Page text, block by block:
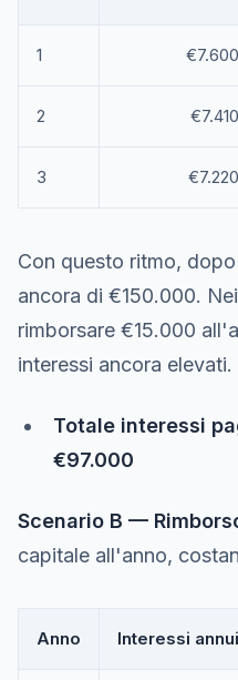
1 €7.600
2 €7.410
3 €7.220
Con questo ritmo,
ancora di €150.000.
rimborsare €15.000
interessi ancora elevati.
Totale interessi
€97.000
Scenario B —
capitale all'anno,
Anno Interessi annui